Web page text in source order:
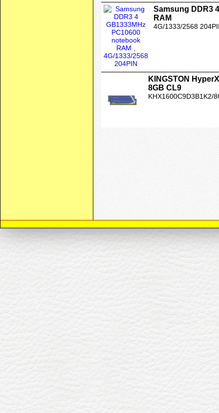
Samsung DDR3
RAM
4G/1333/2568
KINGSTON
8GB CL9
KHX1600C9D3B1K2/